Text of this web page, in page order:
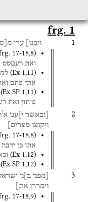
frg. 1
1
-- ויבנו] ערי מ ס
17-18,8)
ואת רעמסס
(Ex 1,11)
אֶת־ פִּתֹ֖ם
(Ex SP 1,11)
פיתון ואת
2 [וכאשר י]ענו או
ויקוצו מצרים]
17-18,8)
אתו כן ירבה
(Ex 1,12)
(Ex SP 1,12)
3 [מפני ב]ני
וימררו את]
17-18,9)